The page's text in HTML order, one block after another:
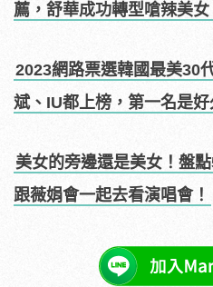
薦，舒華成功轉型嗆辣美女
2023網路票選韓國最美30
斌、IU都上榜，第一名是好
美女的旁邊還是美女！盤
跟薇娟會一起去看演唱會！